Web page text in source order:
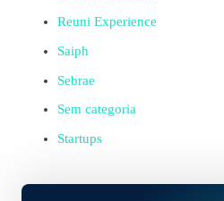
Reuni Experience
Saiph
Sebrae
Sem categoria
Startups